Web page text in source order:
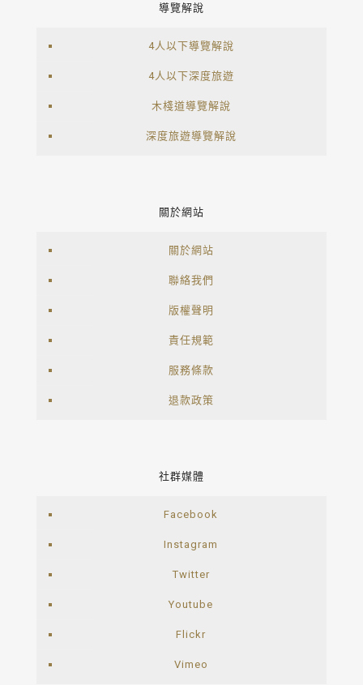
導覽解說
4人以下導覽解說
4人以下深度旅遊
木棧道導覽解說
深度旅遊導覽解說
關於網站
關於網站
聯絡我們
版權聲明
責任規範
服務條款
退款政策
社群媒體
Facebook
Instagram
Twitter
Youtube
Flickr
Vimeo